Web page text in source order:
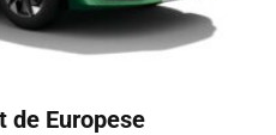
de Europese